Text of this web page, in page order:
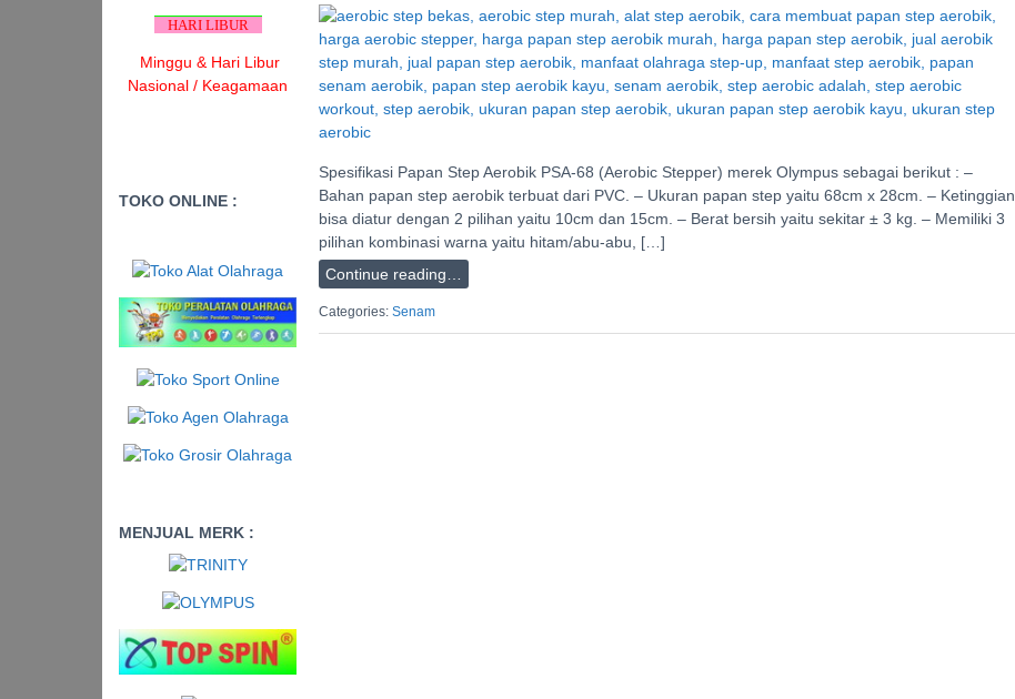
Spesifikasi Papan Step Aerobik PSA-68 (Aerobic Stepper) merek Olympus sebagai berikut : –
Bahan papan step aerobik terbuat dari PVC. – Ukuran papan step yaitu 68cm x 28cm. – Ketinggian
bisa diatur dengan 2 pilihan yaitu 10cm dan 15cm. – Berat bersih yaitu sekitar ± 3 kg. – Memiliki 3
pilihan kombinasi warna yaitu hitam/abu-abu, […]
Continue reading…
Categories: Senam
HARI LIBUR
Minggu & Hari Libur
Nasional / Keagamaan
TOKO ONLINE :
MENJUAL MERK :